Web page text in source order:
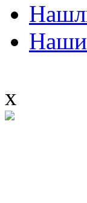
Наши
x